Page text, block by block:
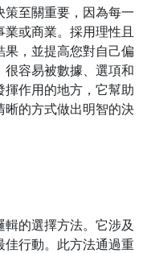
至關重要，因為每一
或商業。採用理性且
，並提高您對自己偏
容易被數據、選項和
揮作用的地方，它幫助
晰的方式做出明智的決
的選擇方法。它涉及
佳行動。此方法通過重